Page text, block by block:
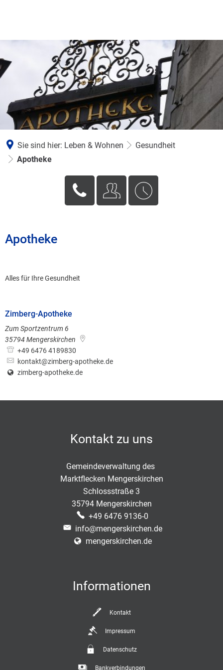
Sie sind hier: Leben & Wohnen
Gesundheit
Apotheke
Apotheke
Alles für Ihre Gesundheit
Zimberg-Apotheke
Zum Sportzentrum 6
35794 Mengerskirchen
+49 6476 4189830
kontakt@zimberg-apotheke.de
zimberg-apotheke.de
Kontakt zu uns
Gemeindeverwaltung des
Marktflecken Mengerskirchen
Schlossstraße 3
35794 Mengerskirchen
+49 6476 9136-0
info@mengerskirchen.de
mengerskirchen.de
Informationen
Kontakt
Impressum
Datenschutz
Bankverbindungen